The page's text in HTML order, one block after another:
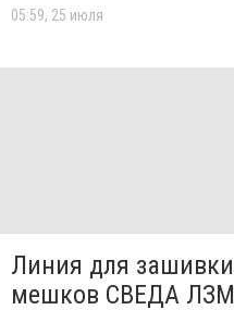
05:59, 25 июля
Линия для зашивки
мешков СВЕДА ЛЗМ